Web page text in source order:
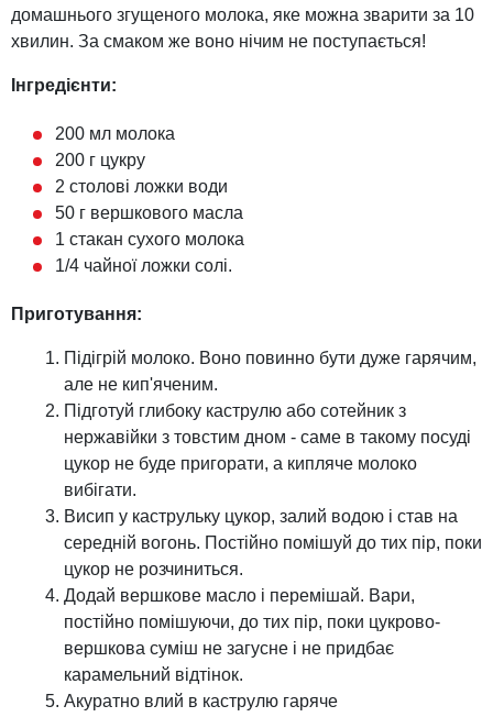
домашнього згущеного молока, яке можна зварити за 10
хвилин. За смаком же воно нічим не поступається!
Інгредієнти:
200 мл молока
200 г цукру
2 столові ложки води
50 г вершкового масла
1 стакан сухого молока
1/4 чайної ложки солі.
Приготування:
Підігрій молоко. Воно повинно бути дуже гарячим,
але не кип'яченим.
Підготуй глибоку каструлю або сотейник з
нержавійки з товстим дном - саме в такому посуді
цукор не буде пригорати, а кипляче молоко
вибігати.
Висип у каструльку цукор, залий водою і став на
середній вогонь. Постійно помішуй до тих пір, поки
цукор не розчиниться.
Додай вершкове масло і перемішай. Вари,
постійно помішуючи, до тих пір, поки цукрово-
вершкова суміш не загусне і не придбає
карамельний відтінок.
Акуратно влий в каструлю гаряче